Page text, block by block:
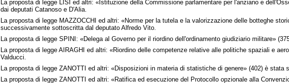
La proposta di legge LISI ed altri: «Istituzione della Commissione parlamentare per l'anziano e
dai deputati Catanoso e D'Alia.
La proposta di legge MAZZOCCHI ed altri: «Norme per la tutela e la valorizzazione delle botteghe
successivamente sottoscritta dal deputato Alfredo Vito.
La proposta di legge SPINI: «Delega al Governo per il riordino dell'ordinamento giudiziario militare»
La proposta di legge AIRAGHI ed altri: «Riordino delle competenze relative alle politiche spaziali e
Valducci.
La proposta di legge ZANOTTI ed altri: «Disposizioni in materia di statistiche di genere» (402) è
La proposta di legge ZANOTTI ed altri: «Ratifica ed esecuzione del Protocollo opzionale alla